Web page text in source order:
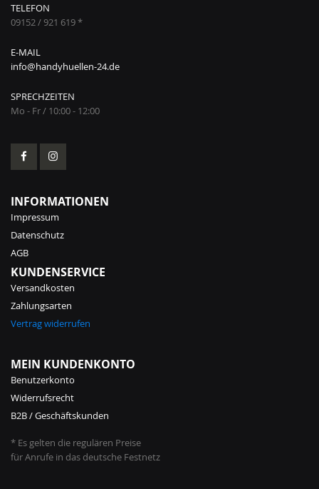
TELEFON
09152 / 921 619 *
E-MAIL
info@handyhuellen-24.de
SPRECHZEITEN
Mo - Fr / 10:00 - 12:00
INFORMATIONEN
Impressum
Datenschutz
AGB
KUNDENSERVICE
Versandkosten
Zahlungsarten
Vertrag widerrufen
MEIN KUNDENKONTO
Benutzerkonto
Widerrufsrecht
B2B / Geschäftskunden
* Es gelten die regulären Preise
für Anrufe in das deutsche Festnetz